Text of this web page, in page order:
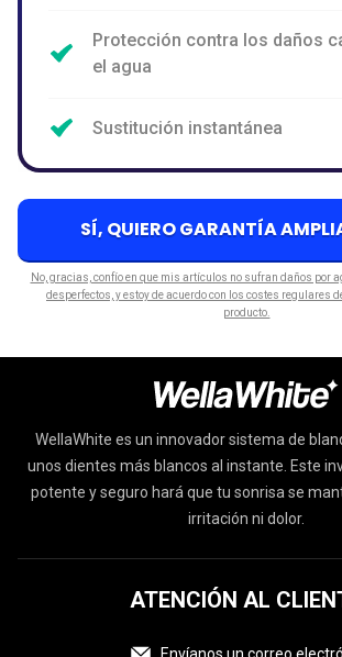
Protección contra los daños
el agua
Sustitución instantánea
SÍ, QUIERO GARANTÍA
No, gracias, confío en que mis artículos no sufran daños por
desperfectos, y estoy de acuerdo con los costes regulares
producto.
WellaWhite es un innovador sistema de
unos dientes más blancos al instante. Este
potente y seguro hará que tu sonrisa se
irritación ni dolor.
ATENCIÓN AL